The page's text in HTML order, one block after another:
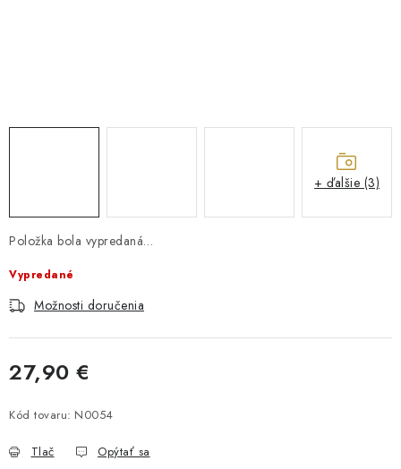
Položka bola vypredaná…
Vypredané
Možnosti doručenia
27,90 €
Kód tovaru: N0054
Tlač Opýtať sa
+ ďalšie (3)